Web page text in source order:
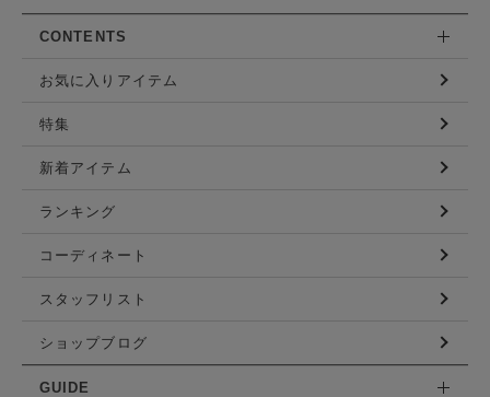
CONTENTS
お気に入りアイテム
特集
新着アイテム
ランキング
コーディネート
スタッフリスト
ショップブログ
GUIDE